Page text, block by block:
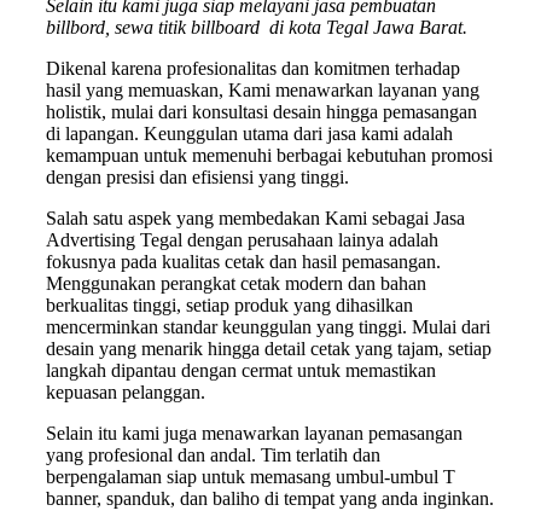
Selain itu kami juga siap melayani jasa pembuatan
billbord, sewa titik billboard di kota Tegal Jawa Barat.
Dikenal karena profesionalitas dan komitmen terhadap
hasil yang memuaskan, Kami menawarkan layanan yang
holistik, mulai dari konsultasi desain hingga pemasangan
di lapangan. Keunggulan utama dari jasa kami adalah
kemampuan untuk memenuhi berbagai kebutuhan promosi
dengan presisi dan efisiensi yang tinggi.
Salah satu aspek yang membedakan Kami sebagai Jasa
Advertising Tegal dengan perusahaan lainya adalah
fokusnya pada kualitas cetak dan hasil pemasangan.
Menggunakan perangkat cetak modern dan bahan
berkualitas tinggi, setiap produk yang dihasilkan
mencerminkan standar keunggulan yang tinggi. Mulai dari
desain yang menarik hingga detail cetak yang tajam, setiap
langkah dipantau dengan cermat untuk memastikan
kepuasan pelanggan.
Selain itu kami juga menawarkan layanan pemasangan
yang profesional dan andal. Tim terlatih dan
berpengalaman siap untuk memasang umbul-umbul T
banner, spanduk, dan baliho di tempat yang anda inginkan.